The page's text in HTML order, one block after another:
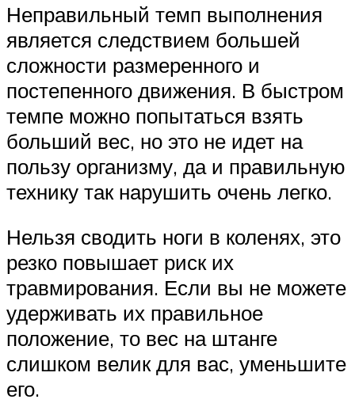
Неправильный темп выполнения
является следствием большей
сложности размеренного и
постепенного движения. В быстром
темпе можно попытаться взять
больший вес, но это не идет на
пользу организму, да и правильную
технику так нарушить очень легко.
Нельзя сводить ноги в коленях, это
резко повышает риск их
травмирования. Если вы не можете
удерживать их правильное
положение, то вес на штанге
слишком велик для вас, уменьшите
его.